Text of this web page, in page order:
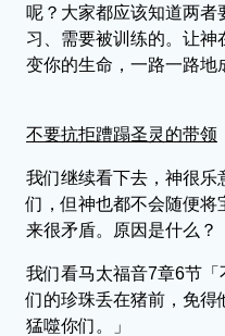
呢？大家都应该知道两者
习、需要被训练的。让神
变你的生命，一路一路地
不要抗拒蹧蹋圣灵的带领
我们继续看下去，神很乐
们，但神也都不会随便将
来很矛盾。原因是什么？
我们看马太福音7章6节
们的珍珠丢在猪前，免得
猛噬你们。」